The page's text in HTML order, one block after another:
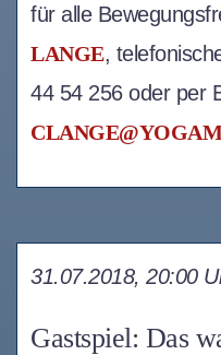
für alle
LANGE,
44 54 256 oder per
Gastspiel: Das
31.07.2018, 20:00